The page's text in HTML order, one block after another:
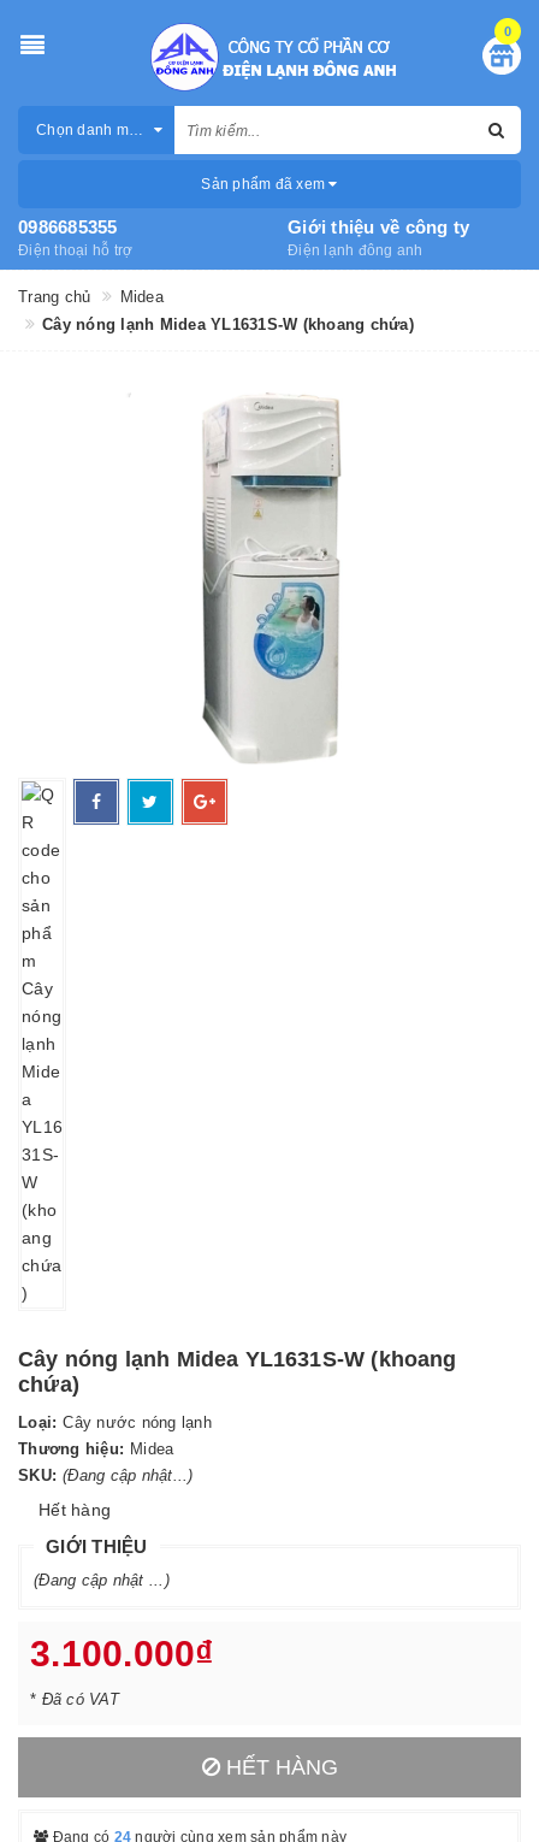
0
Chọn danh mục
Sản phẩm đã xem
0986685355
Điện thoại hỗ trợ
Giới thiệu về công ty
Điện lạnh đông anh
Trang chủ
Midea
Cây nóng lạnh Midea YL1631S-W (khoang chứa)
Cây nóng lạnh Midea YL1631S-W (khoang
chứa)
Loại: Cây nước nóng lạnh
Thương hiệu: Midea
SKU: (Đang cập nhật...)
Hết hàng
GIỚI THIỆU
(Đang cập nhật ...)
3.100.000₫
* Đã có VAT
HẾT HÀNG
Đang có 24 người cùng xem sản phẩm này